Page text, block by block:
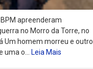
apreenderam
no Morro da Torre, no
Um homem morreu e outro
uma o...Leia Mais